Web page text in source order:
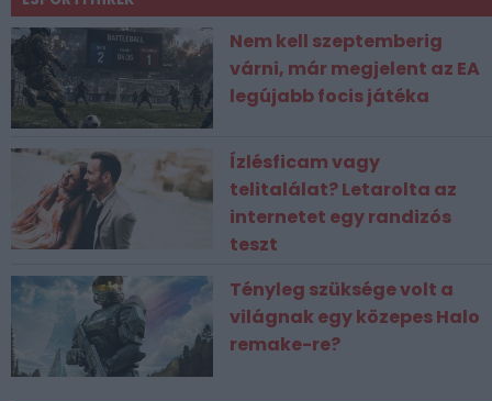
Nem kell szeptemberig
várni, már megjelent az EA
legújabb focis játéka
Ízlésficam vagy
telitalálat? Letarolta az
internetet egy randizós
teszt
Tényleg szüksége volt a
világnak egy közepes Halo
remake-re?